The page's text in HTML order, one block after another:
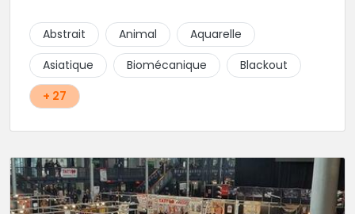
qui a travaillé dans plusieurs boutiques de la ville
avant de rejoindre notre équipe. La boutique
accueille plusieurs artistes tatoueurs en tant que
guests tout au long de l'année afin de proposer
d'autres styles.
Abstrait Animal
Aquarelle
Asiatique
Biomécanique
Blackout
+ 27